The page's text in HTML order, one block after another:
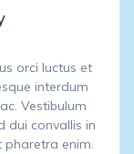
orci luctus et
interdum
Vestibulum
dui convallis in
pharetra enim.